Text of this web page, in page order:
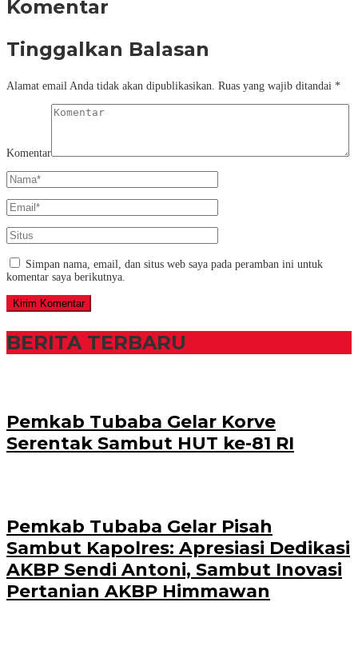
Komentar
Tinggalkan Balasan
Alamat email Anda tidak akan dipublikasikan. Ruas yang wajib ditandai *
Komentar
Simpan nama, email, dan situs web saya pada peramban ini untuk
komentar saya berikutnya.
BERITA TERBARU
Pemkab Tubaba Gelar Korve
Serentak Sambut HUT ke-81 RI
Pemkab Tubaba Gelar Pisah
Sambut Kapolres: Apresiasi Dedikasi
AKBP Sendi Antoni, Sambut Inovasi
Pertanian AKBP Himmawan